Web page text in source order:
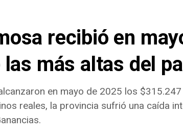
recibió en
más altas del
en mayo de 2025 los
reales, la provincia sufrió una caída